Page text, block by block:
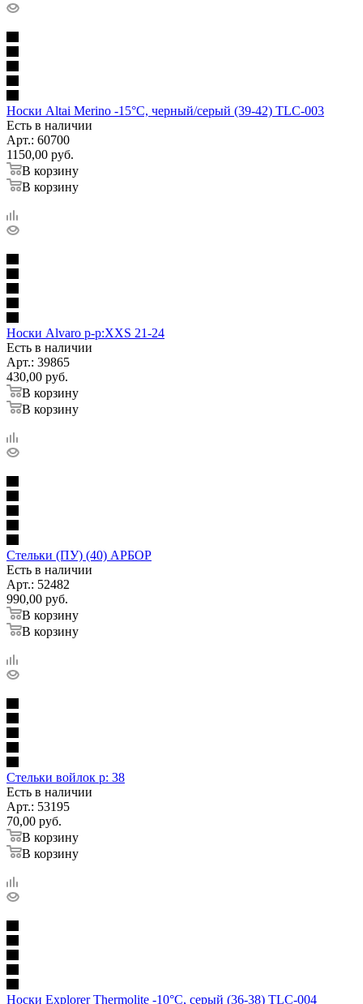
Носки Altai Merino -15°C, черный/серый (39-42) TLC-003
Есть в наличии
Арт.: 60700
1150,00 руб.
В корзину
В корзину
Носки Alvaro р-р:XXS 21-24
Есть в наличии
Арт.: 39865
430,00 руб.
В корзину
В корзину
Стельки (ПУ) (40) АРБОР
Есть в наличии
Арт.: 52482
990,00 руб.
В корзину
В корзину
Стельки войлок р: 38
Есть в наличии
Арт.: 53195
70,00 руб.
В корзину
В корзину
Носки Explorer Thermolite -10°C, серый (36-38) TLC-004